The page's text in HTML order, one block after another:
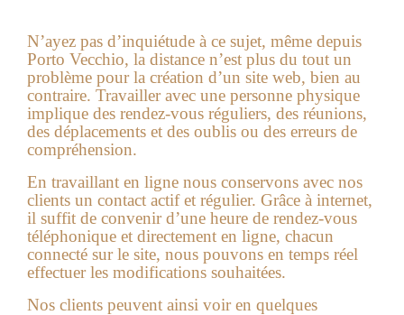
N’ayez pas d’inquiétude à ce sujet, même depuis
Porto Vecchio, la distance n’est plus du tout un
problème pour la création d’un site web, bien au
contraire. Travailler avec une personne physique
implique des rendez-vous réguliers, des réunions,
des déplacements et des oublis ou des erreurs de
compréhension.
En travaillant en ligne nous conservons avec nos
clients un contact actif et régulier. Grâce à internet,
il suffit de convenir d’une heure de rendez-vous
téléphonique et directement en ligne, chacun
connecté sur le site, nous pouvons en temps réel
effectuer les modifications souhaitées.
Nos clients peuvent ainsi voir en quelques